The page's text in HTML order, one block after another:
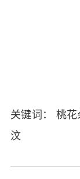
关键词： 桃
汶